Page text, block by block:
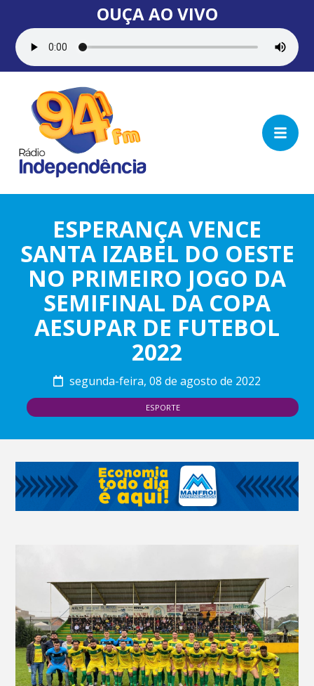
OUÇA AO VIVO
ESPERANÇA VENCE
SANTA IZABEL DO OESTE
NO PRIMEIRO JOGO DA
SEMIFINAL DA COPA
AESUPAR DE FUTEBOL
2022
segunda-feira, 08 de agosto de 2022
ESPORTE